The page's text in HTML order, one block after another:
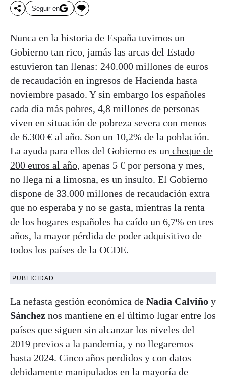
Seguir en
Nunca en la historia de España tuvimos un
Gobierno tan rico, jamás las arcas del Estado
estuvieron tan llenas: 240.000 millones de euros
de recaudación en ingresos de Hacienda hasta
noviembre pasado. Y sin embargo los españoles
cada día más pobres, 4,8 millones de personas
viven en situación de pobreza severa con menos
de 6.300 € al año. Son un 10,2% de la población.
La ayuda para ellos del Gobierno es un cheque de
200 euros al año, apenas 5 € por persona y mes,
no llega ni a limosna, es un insulto. El Gobierno
dispone de 33.000 millones de recaudación extra
que no esperaba y no se gasta, mientras la renta
de los hogares españoles ha caído un 6,7% en tres
años, la mayor pérdida de poder adquisitivo de
todos los países de la OCDE.
PUBLICIDAD
La nefasta gestión económica de Nadia Calviño y
Sánchez nos mantiene en el último lugar entre los
países que siguen sin alcanzar los niveles del
2019 previos a la pandemia, y no llegaremos
hasta 2024. Cinco años perdidos y con datos
debidamente manipulados en la mayoría de